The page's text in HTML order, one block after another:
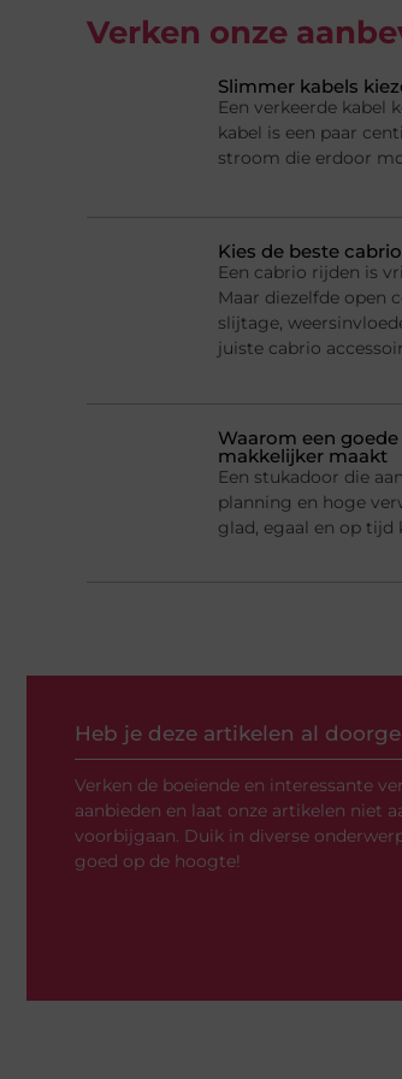
Verken onze
Slimmer kabels
Een verkeerde kabel
kabel is een paar
stroom die erdoor
Kies de beste
Een cabrio rijden is
Maar diezelfde open
slijtage,
juiste cabrio
Waarom een
makkelijker maakt
Een stukadoor die
planning en hoge
glad, egaal en op tijd
Heb je deze artikelen al
Verken de boeiende en interessante
aanbieden en laat onze artikelen niet
voorbijgaan. Duik in diverse
goed op de hoogte!